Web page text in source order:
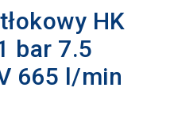
HK
bar 7.5
665 l/min